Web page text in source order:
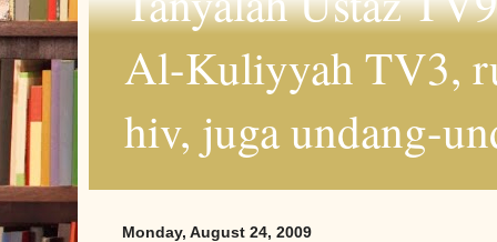
Al-Kuliyyah TV3,
hiv, juga undang-
Monday, August 24, 2009